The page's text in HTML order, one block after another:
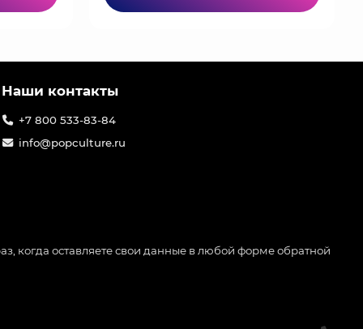
Наши контакты
+7 800 533-83-84
info@popculture.ru
когда оставляете свои данные в любой форме обратной